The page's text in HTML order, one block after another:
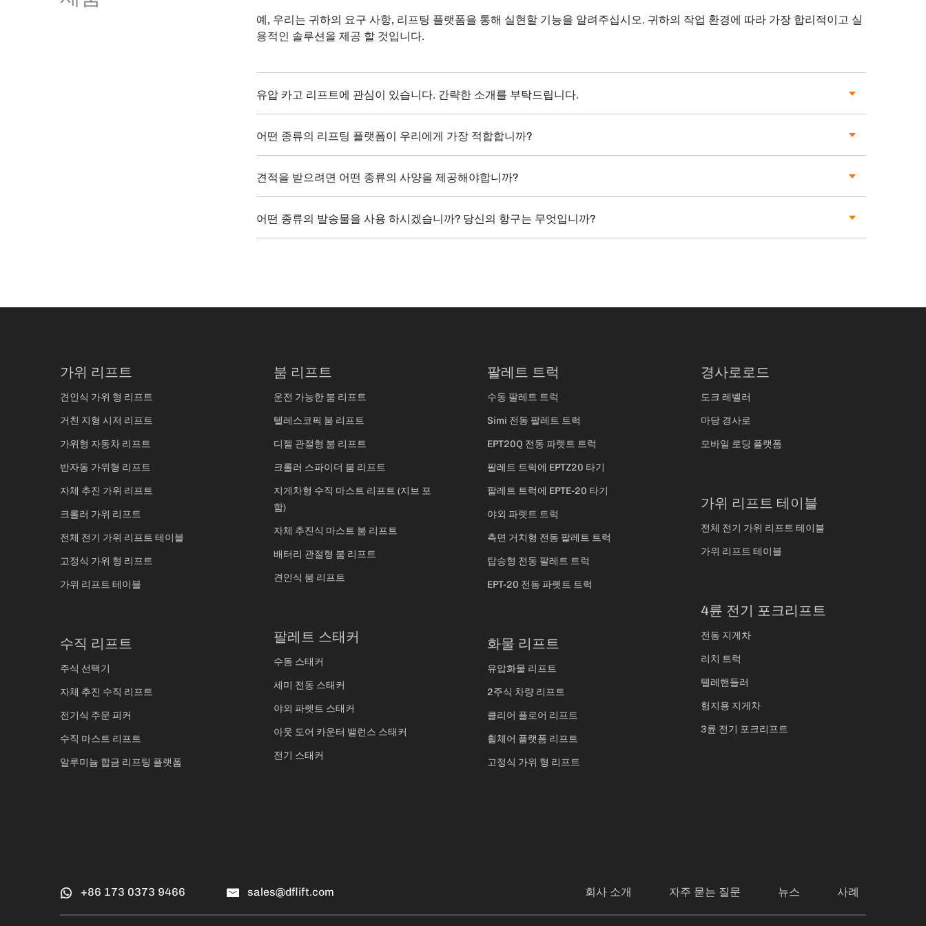
예, 우리는 귀하의 요구 사항, 리프팅 플랫폼을 통해 실현할 기능을 알려주십시오. 귀하의 작업 환경에 따라 가장 합리적이고 실
용적인 솔루션을 제공 할 것입니다.
유압 카고 리프트에 관심이 있습니다. 간략한 소개를 부탁드립니다.
어떤 종류의 리프팅 플랫폼이 우리에게 가장 적합합니까?
견적을 받으려면 어떤 종류의 사양을 제공해야합니까?
어떤 종류의 발송물을 사용 하시겠습니까? 당신의 항구는 무엇입니까?
가위 리프트
견인식 가위 형 리프트
거친 지형 시저 리프트
가위형 자동차 리프트
반자동 가위형 리프트
자체 추진 가위 리프트
크롤러 가위 리프트
전체 전기 가위 리프트 테이블
고정식 가위 형 리프트
가위 리프트 테이블
수직 리프트
주식 선택기
자체 추진 수직 리프트
전기식 주문 피커
수직 마스트 리프트
알루미늄 합금 리프팅 플랫폼
붐 리프트
운전 가능한 붐 리프트
텔레스코픽 붐 리프트
디젤 관절형 붐 리프트
크롤러 스파이더 붐 리프트
지게차형 수직 마스트 리프트 (지브 포
함)
자체 추진식 마스트 붐 리프트
배터리 관절형 붐 리프트
견인식 붐 리프트
팔레트 스태커
수동 스태커
세미 전동 스태커
야외 파렛트 스태커
아웃 도어 카운터 밸런스 스태커
전기 스태커
팔레트 트럭
수동 팔레트 트럭
Simi 전동 팔레트 트럭
EPT20Q 전동 파렛트 트럭
팔레트 트럭에 EPTZ20 타기
팔레트 트럭에 EPTE-20 타기
야외 파렛트 트럭
측면 거치형 전동 팔레트 트럭
탑승형 전동 팔레트 트럭
EPT-20 전동 파렛트 트럭
화물 리프트
유압화물 리프트
2주식 차량 리프트
클리어 플로어 리프트
휠체어 플랫폼 리프트
고정식 가위 형 리프트
경사로로드
도크 레벨러
마당 경사로
모바일 로딩 플랫폼
가위 리프트 테이블
전체 전기 가위 리프트 테이블
가위 리프트 테이블
4륜 전기 포크리프트
전동 지게차
리치 트럭
텔레핸들러
험지용 지게차
3륜 전기 포크리프트
+86 173 0373 9466 sales@dflift.com 회사 소개 자주 묻는 질문 뉴스 사례